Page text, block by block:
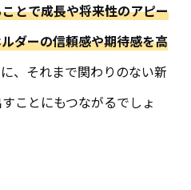
とで成長や将来性のアピー
ダーの信頼感や期待感を高
、それまで関わりのない新
ことにもつながるでしょ